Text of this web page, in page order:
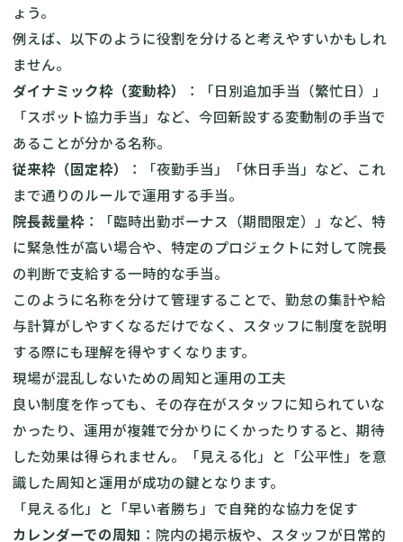
ょう。
例えば、以下のように役割を分けると考えやすいかもしれ
ません。
ダイナミック枠（変動枠）
：「日別追加手当（繁忙日）」
「スポット協力手当」など、今回新設する変動制の手当で
あることが分かる名称。
従来枠（固定枠）
：「夜勤手当」「休日手当」など、これ
まで通りのルールで運用する手当。
院長裁量枠 ：「臨時出勤ボーナス（期間限定）」など、特
に緊急性が高い場合や、特定のプロジェクトに対して院長
の判断で支給する一時的な手当。
このように名称を分けて管理することで、勤怠の集計や給
与計算がしやすくなるだけでなく、スタッフに制度を説明
する際にも理解を得やすくなります。
現場が混乱しないための周知と運用の工夫
良い制度を作っても、その存在がスタッフに知られていな
かったり、運用が複雑で分かりにくかったりすると、期待
した効果は得られません。「見える化」と「公平性」を意
識した周知と運用が成功の鍵となります。
「見える化」と「早い者勝ち」で自発的な協力を促す
カレンダーでの周知 ：院内の掲示板や、スタッフが日常的